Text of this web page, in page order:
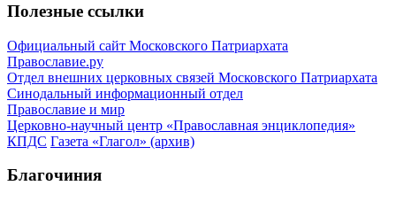
Полезные ссылки
Официальный сайт Московского Патриархата
Православие.ру
Отдел внешних церковных связей Московского Патриархата
Синодальный информационный отдел
Православие и мир
Церковно-научный центр «Православная энциклопедия»
КПДС Газета «Глагол» (архив)
Благочиния